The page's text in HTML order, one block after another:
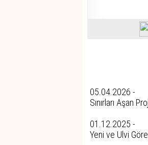
05.04.2026 -
Sınırları Aşan
01.12.2025 -
Yeni ve Ulvi